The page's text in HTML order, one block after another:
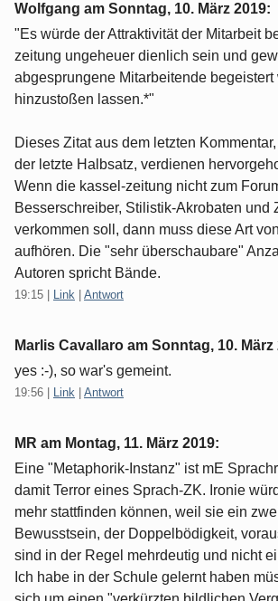
Wolfgang am Sonntag, 10. März 2019:
"Es würde der Attraktivität der Mitarbeit
zeitung ungeheuer dienlich sein und
abgesprungene Mitarbeitende begeistert
hinzustoßen lassen.*"
Dieses Zitat aus dem letzten
der letzte Halbsatz, verdienen
Wenn die kassel-zeitung nicht zum
Besserschreiber, Stilistik-Akrobaten und
verkommen soll, dann muss diese Art
aufhören. Die "sehr überschaubare"
Autoren spricht Bände.
19:15 Link Antwort
Marlis Cavallaro am Sonntag, 10. März
yes :-), so war's gemeint.
19:56 Link Antwort
MR am Montag, 11. März 2019:
Eine "Metaphorik-Instanz" ist mE
damit Terror eines Sprach-ZK. Ironie
mehr stattfinden können, weil sie ein
Bewusstsein, der Doppelbödigkeit,
sind in der Regel mehrdeutig und nicht
Ich habe in der Schule gelernt haben